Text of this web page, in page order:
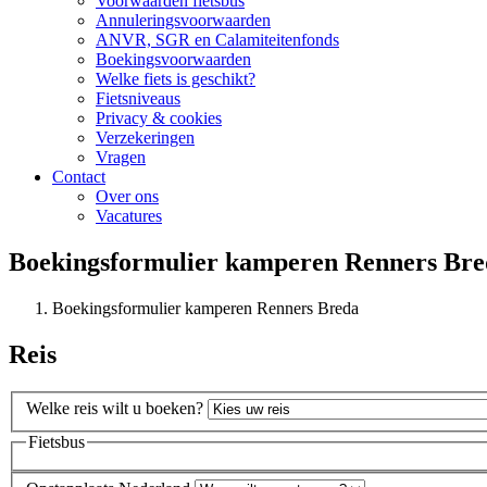
Annuleringsvoorwaarden
ANVR, SGR en Calamiteitenfonds
Boekingsvoorwaarden
Welke fiets is geschikt?
Fietsniveaus
Privacy & cookies
Verzekeringen
Vragen
Contact
Over ons
Vacatures
Boekingsformulier kamperen Renners
Boekingsformulier kamperen Renners Breda
Reis
Welke reis wilt u boeken?
Fietsbus